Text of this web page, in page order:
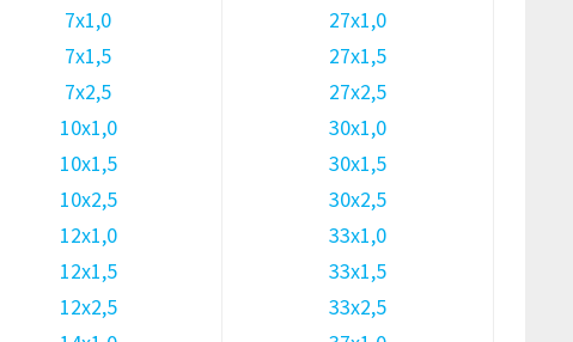
7х1,0
7х1,5
7х2,5
10х1,0
10х1,5
10х2,5
12х1,0
12х1,5
12х2,5
27х1,0
27х1,5
27х2,5
30х1,0
30х1,5
30х2,5
33х1,0
33х1,5
33х2,5